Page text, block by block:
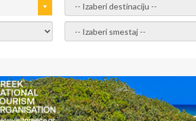
- izaberi destinaciju -
- Izaberite smestaj -